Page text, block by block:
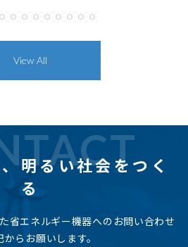
View All
明るい社会をつく
る
省エネルギー機器へのお問い合わせ
からお願いします。